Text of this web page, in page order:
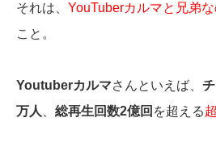
それは、 YouTuberカルマと兄弟
こと。
Youtuberカルマさんといえば、
万人、 総再生回数2億回 を超える